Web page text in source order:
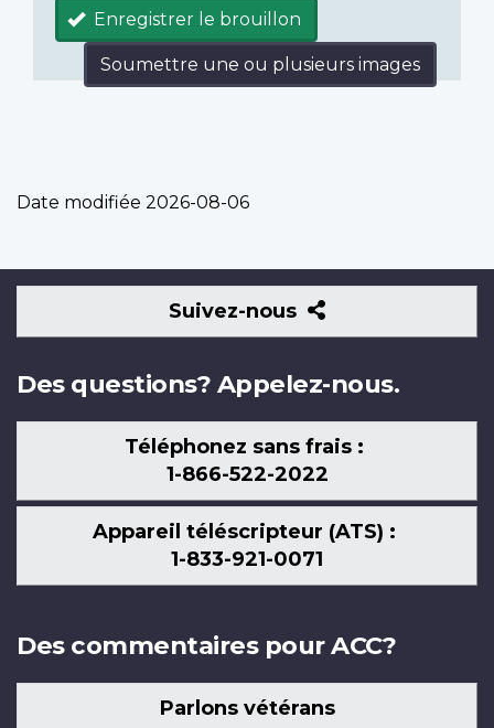
Enregistrer le brouillon
Soumettre une ou plusieurs images
Date modifiée 2026-08-06
Suivez-nous
Suivez-
nous
Des questions? Appelez-nous.
Téléphonez sans frais :
1-866-522-2022
Appareil téléscripteur (ATS) :
1-833-921-0071
Des commentaires pour ACC?
Parlons vétérans